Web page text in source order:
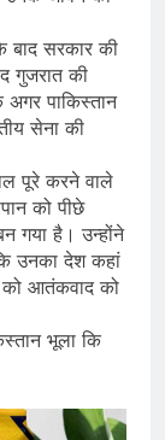
सरकार की
गुजरात की
अगर पाकिस्तान
सेना की
पूरे करने वाले
को पीछे
गया है। उन्होंने
उनका देश कहां
को आतंकवाद को
भूला कि